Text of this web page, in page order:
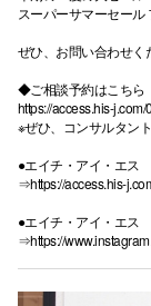
スーパーサマーセール
ぜひ、お問い合わせく
◆ご相談予約はこちら
https://access.his-j.com/
※ぜひ、コンサルタン
●エイチ・アイ・エ
⇒https://access.his-
●エイチ・アイ・エ
⇒https://